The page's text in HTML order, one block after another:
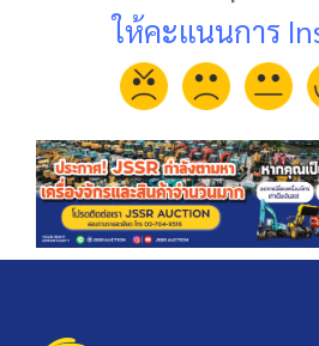
ให้คะแนนการ